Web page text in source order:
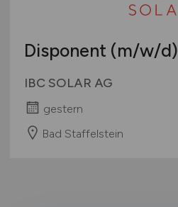
Disponent (m/w/d)
IBC SOLAR AG
gestern
Bad Staffelstein